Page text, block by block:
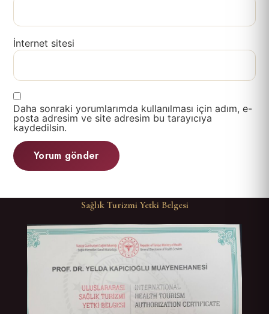
İnternet sitesi
Daha sonraki yorumlarımda kullanılması için adım, e-
posta adresim ve site adresim bu tarayıcıya
kaydedilsin.
Sağlık Turizmi Yetki Belgesi